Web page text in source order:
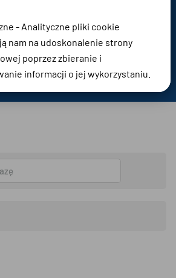
- Analityczne pliki cookie
nam na udoskonalenie strony
poprzez zbieranie i
informacji o jej wykorzystaniu.
i angażujących reklam.
dotyczące ciasteczek